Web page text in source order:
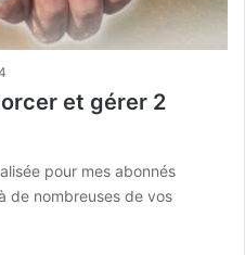
et gérer 2
pour mes abonnés
de nombreuses de vos